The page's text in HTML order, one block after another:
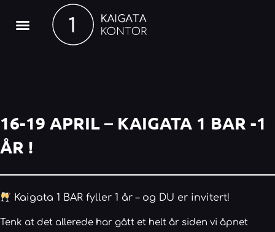
16-19 APRIL – KAIGATA 1 BAR -1
ÅR !
Kaigata 1 BAR fyller 1 år – og DU er invitert!
Tenk at det allerede har gått et helt år siden vi åpnet